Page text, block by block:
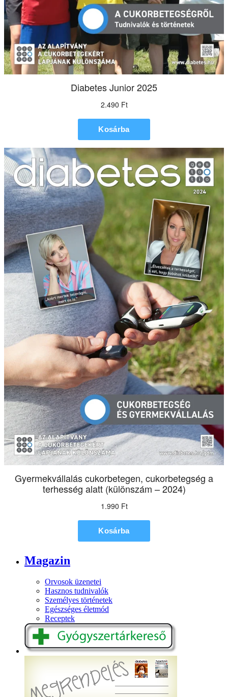
Magazin
Orvosok üzenetei
Hasznos tudnivalók
Személyes történetek
Egészséges életmód
Receptek